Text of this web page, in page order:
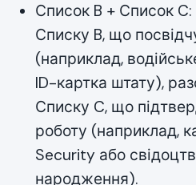
Список B + Список C:
Списку B, що
(наприклад,
ID-картка штату),
Списку C, що
роботу (наприклад,
Security або
народження).